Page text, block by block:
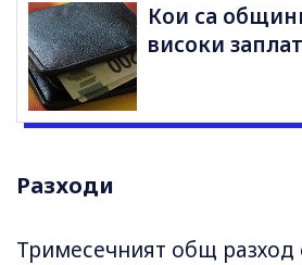
Кои са
високи
Разходи
Тримесечният общ